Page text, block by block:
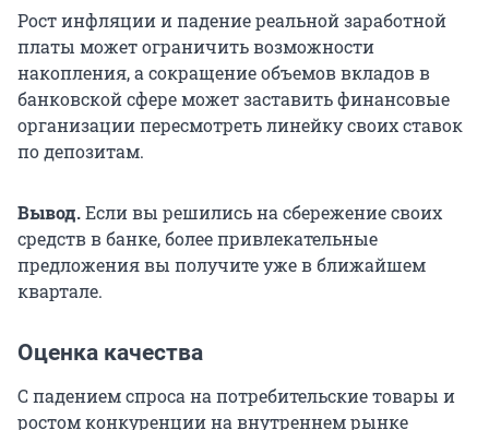
Рост инфляции и падение реальной заработной
платы может ограничить возможности
накопления, а сокращение объемов вкладов в
банковской сфере может заставить финансовые
организации пересмотреть линейку своих ставок
по депозитам.
Вывод.Если вы решились на сбережение своих
средств в банке, более привлекательные
предложения вы получите уже в ближайшем
квартале.
Оценка качества
С падением спроса на потребительские товары и
ростом конкуренции на внутреннем рынке